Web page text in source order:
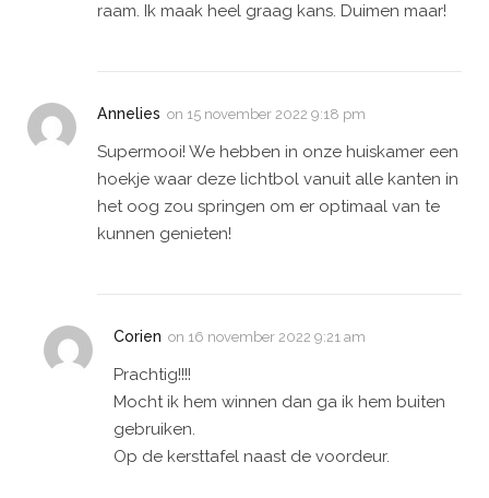
raam. Ik maak heel graag kans. Duimen maar!
Annelies on 15 november 2022 9:18 pm
Supermooi! We hebben in onze huiskamer een
hoekje waar deze lichtbol vanuit alle kanten in
het oog zou springen om er optimaal van te
kunnen genieten!
Corien on 16 november 2022 9:21 am
Prachtig!!!!
Mocht ik hem winnen dan ga ik hem buiten
gebruiken.
Op de kersttafel naast de voordeur.